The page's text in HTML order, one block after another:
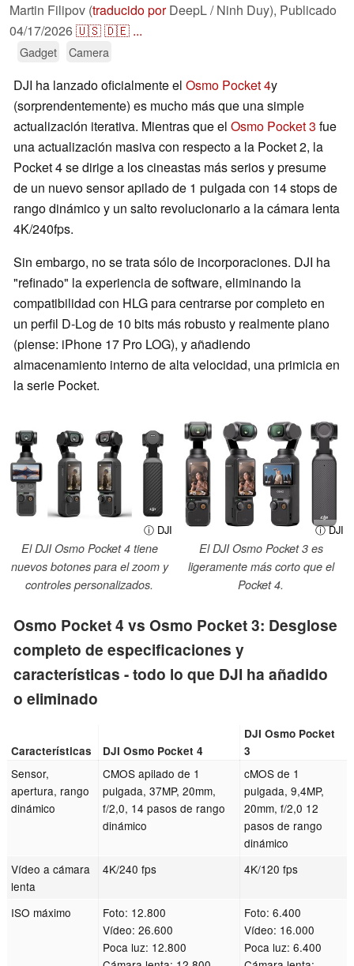
Martin Filipov (traducido porDeepL / Ninh Duy), Publicado
04/17/2026🇺🇸🇩🇪 ...
Gadget Camera
DJI ha lanzado oficialmente el Osmo Pocket 4y
(sorprendentemente) es mucho más que una simple
actualización iterativa. Mientras que el Osmo Pocket 3 fue
una actualización masiva con respecto a la Pocket 2, la
Pocket 4 se dirige a los cineastas más serios y presume
de un nuevo sensor apilado de 1 pulgada con 14 stops de
rango dinámico y un salto revolucionario a la cámara lenta
4K/240fps.
Sin embargo, no se trata sólo de incorporaciones. DJI ha
"refinado" la experiencia de software, eliminando la
compatibilidad con HLG para centrarse por completo en
un perfil D-Log de 10 bits más robusto y realmente plano
(piense: iPhone 17 Pro LOG), y añadiendo
almacenamiento interno de alta velocidad, una primicia en
la serie Pocket.
ⓘ DJI
El DJI Osmo Pocket 4 tiene
nuevos botones para el zoom y
controles personalizados.
ⓘ DJI
El DJI Osmo Pocket 3 es
ligeramente más corto que el
Pocket 4.
Osmo Pocket 4 vs Osmo Pocket 3: Desglose
completo de especificaciones y
características - todo lo que DJI ha añadido
o eliminado
Características DJI Osmo Pocket 4
DJI Osmo Pocket
3
Sensor,
apertura, rango
dinámico
CMOS apilado de 1
pulgada, 37MP, 20mm,
f/2,0, 14 pasos de rango
dinámico
cMOS de 1
pulgada, 9,4MP,
20mm, f/2,0 12
pasos de rango
dinámico
Vídeo a cámara
lenta
4K/240 fps 4K/120 fps
ISO máximo
Foto: 12.800
Vídeo: 26.600
Poca luz: 12.800
Foto: 6.400
Vídeo: 16.000
Poca luz: 6.400